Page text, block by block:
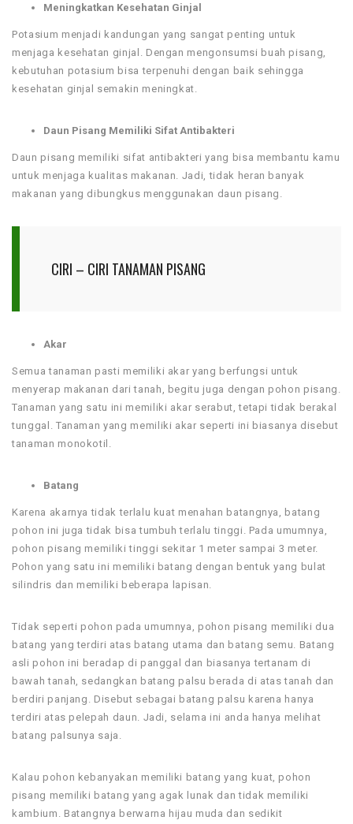
Meningkatkan Kesehatan Ginjal
Potasium menjadi kandungan yang sangat penting untuk
menjaga kesehatan ginjal. Dengan mengonsumsi buah pisang,
kebutuhan potasium bisa terpenuhi dengan baik sehingga
kesehatan ginjal semakin meningkat.
Daun Pisang Memiliki Sifat Antibakteri
Daun pisang memiliki sifat antibakteri yang bisa membantu kamu
untuk menjaga kualitas makanan. Jadi, tidak heran banyak
makanan yang dibungkus menggunakan daun pisang.
CIRI – CIRI TANAMAN PISANG
Akar
Semua tanaman pasti memiliki akar yang berfungsi untuk
menyerap makanan dari tanah, begitu juga dengan pohon pisang.
Tanaman yang satu ini memiliki akar serabut, tetapi tidak berakal
tunggal. Tanaman yang memiliki akar seperti ini biasanya disebut
tanaman monokotil.
Batang
Karena akarnya tidak terlalu kuat menahan batangnya, batang
pohon ini juga tidak bisa tumbuh terlalu tinggi. Pada umumnya,
pohon pisang memiliki tinggi sekitar 1 meter sampai 3 meter.
Pohon yang satu ini memiliki batang dengan bentuk yang bulat
silindris dan memiliki beberapa lapisan.
Tidak seperti pohon pada umumnya, pohon pisang memiliki dua
batang yang terdiri atas batang utama dan batang semu. Batang
asli pohon ini beradap di panggal dan biasanya tertanam di
bawah tanah, sedangkan batang palsu berada di atas tanah dan
berdiri panjang. Disebut sebagai batang palsu karena hanya
terdiri atas pelepah daun. Jadi, selama ini anda hanya melihat
batang palsunya saja.
Kalau pohon kebanyakan memiliki batang yang kuat, pohon
pisang memiliki batang yang agak lunak dan tidak memiliki
kambium. Batangnya berwarna hijau muda dan sedikit